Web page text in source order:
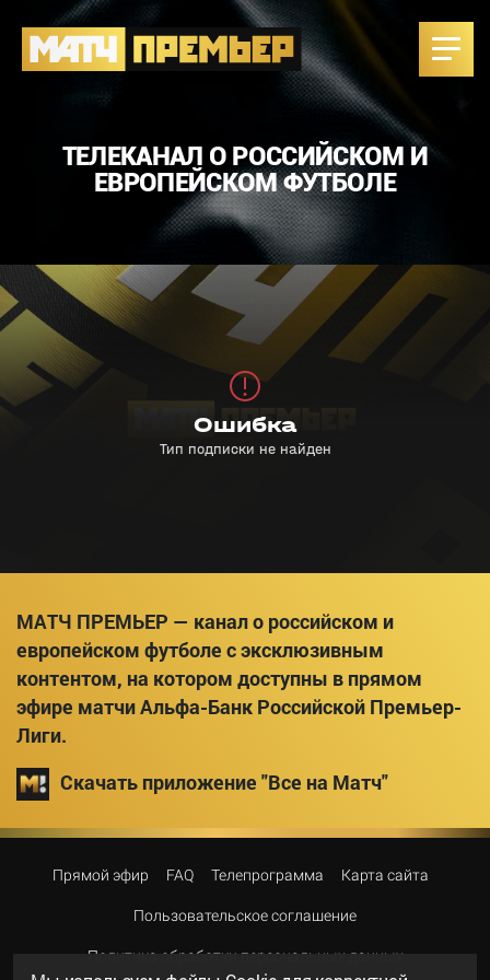
ТЕЛЕКАНАЛ О РОССИЙСКОМ И
ЕВРОПЕЙСКОМ ФУТБОЛЕ
МАТЧ ПРЕМЬЕР — канал о российском и
европейском футболе с эксклюзивным
контентом, на котором доступны в прямом
эфире матчи Альфа-Банк Российской Премьер-
Лиги.
Скачать приложение "Все на Матч"
Прямой эфир FAQ Телепрограмма Карта сайта
Пользовательское соглашение
Политика обработки персональных данных